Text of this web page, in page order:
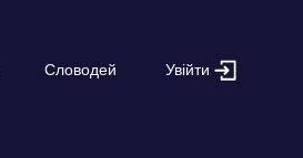
Словодей Увійти